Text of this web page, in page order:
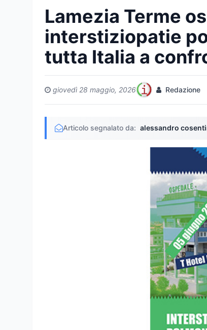
Lamezia Terme
interstiziopatie
tutta Italia a
giovedì 28 maggio, 2026 Redazione
Articolo segnalato da: alessandro